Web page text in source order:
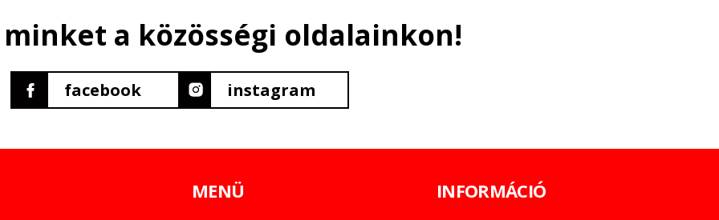
minket a közösségi oldalainkon!
facebook instagram
MENÜ INFORMÁCIÓ